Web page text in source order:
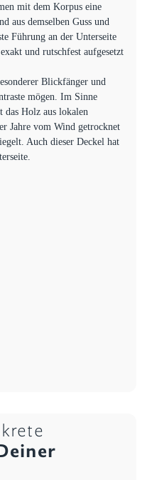
mit dem Korpus eine
aus demselben Guss und
Führung an der Unterseite
und rutschfest aufgesetzt
Blickfänger und
mögen. Im Sinne
das Holz aus lokalen
Jahre vom Wind getrocknet
Auch dieser Deckel hat